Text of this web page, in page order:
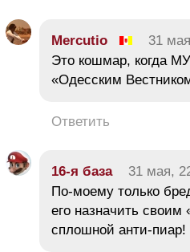
Mercutio 31
Это кошмар, когда
«Одесским
Ответить
16-я база 31 мая,
По-моему только
его назначить
сплошной анти-пиар!